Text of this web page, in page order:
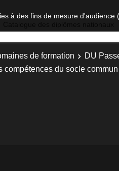
à des fins de mesure d'audience
de formation
DU
compétences du socle commun